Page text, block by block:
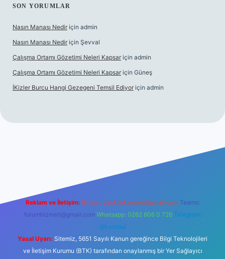
SON YORUMLAR
Nasın Manası Nedir için admin
Nasın Manası Nedir için Şevval
Çalışma Ortamı Gözetimi Neleri Kapsar için admin
Çalışma Ortamı Gözetimi Neleri Kapsar için Güneş
İKizler Burcu Hangi Gezegeni Temsil Ediyor için admin
Reklam ve İletişim: E-mail: backlinkpaneli@gmail.com Teams:
forumhizmeti@gmail.com Whatsapp: 0262 606 0 726 Telegram:
@karabul
Yasal Uyarı: Sitemiz, 5651 Sayılı Kanun gereğince Bilgi Teknolojileri
ve İletişim Kurumu (BTK) tarafından onaylanmış bir Yer Sağlayıcı